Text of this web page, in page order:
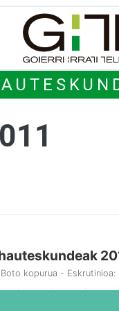
Boto kopurua - Eskrutinioa: